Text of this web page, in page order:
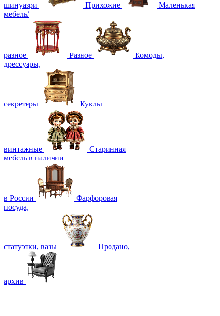
шинуазри Прихожие
Маленькая
мебель/
разное Разное
Комоды,
дрессуары,
секретеры Куклы
винтажные
Старинная
мебель в наличии
в России
Фарфоровая
посуда,
статуэтки, вазы Продано,
архив